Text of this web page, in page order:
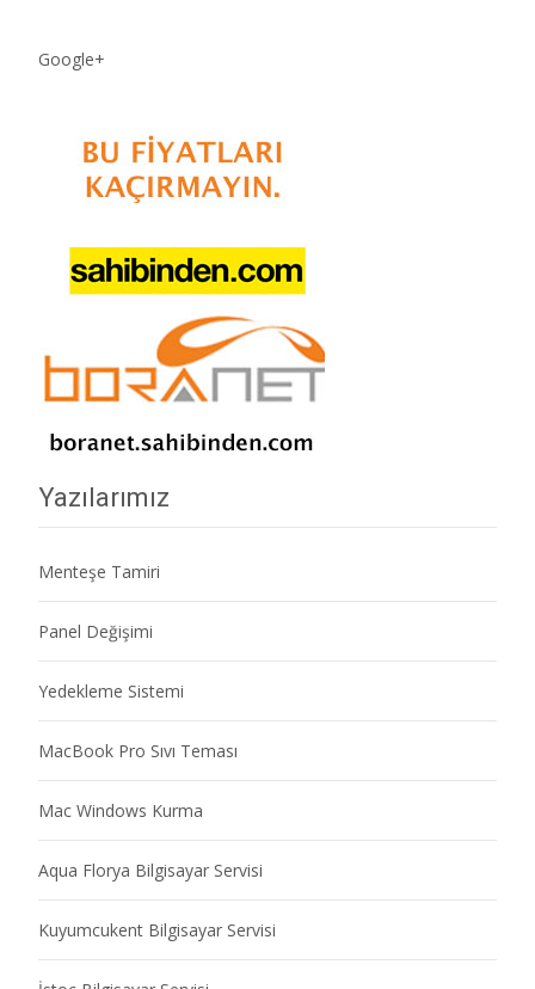
Google+
Yazılarımız
Menteşe Tamiri
Panel Değişimi
Yedekleme Sistemi
MacBook Pro Sıvı Teması
Mac Windows Kurma
Aqua Florya Bilgisayar Servisi
Kuyumcukent Bilgisayar Servisi